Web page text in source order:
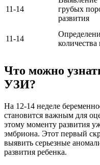
11-14
грубых
развития
11-14
количества
Что можно
УЗИ?
На 12-14 неделе
становится важным для
этому моменту развития
эмбриона. Этот первый
выявить серьезные
развития ребенка.